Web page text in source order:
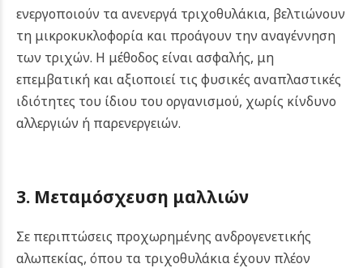
ενεργοποιούν τα ανενεργά τριχοθυλάκια, βελτιώνουν
τη μικροκυκλοφορία και προάγουν την αναγέννηση
των τριχών. Η μέθοδος είναι ασφαλής, μη
επεμβατική και αξιοποιεί τις φυσικές αναπλαστικές
ιδιότητες του ίδιου του οργανισμού, χωρίς κίνδυνο
αλλεργιών ή παρενεργειών.
3. Μεταμόσχευση μαλλιών
Σε περιπτώσεις προχωρημένης ανδρογενετικής
αλωπεκίας, όπου τα τριχοθυλάκια έχουν πλέον